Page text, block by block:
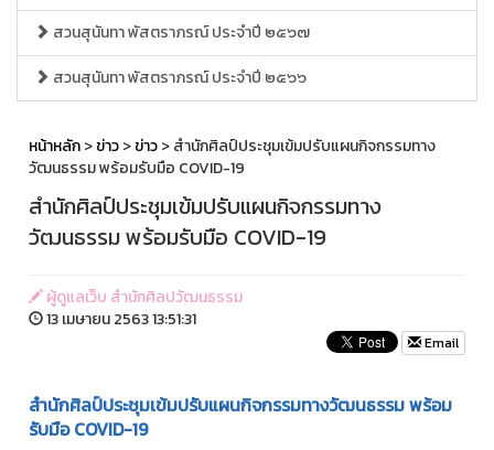
สวนสุนันทา พัสตราภรณ์ ประจำปี ๒๕๖๗
สวนสุนันทา พัสตราภรณ์ ประจำปี ๒๕๖๖
หน้าหลัก>ข่าว>ข่าว> สำนักศิลป์ประชุมเข้มปรับแผนกิจกรรมทาง
วัฒนธรรม พร้อมรับมือ COVID-19
สำนักศิลป์ประชุมเข้มปรับแผนกิจกรรมทาง
วัฒนธรรม พร้อมรับมือ COVID-19
ผู้ดูแลเว็บ สำนักศิลปวัฒนธรรม
13 เมษายน 2563 13:51:31
Email
สำนักศิลป์ประชุมเข้มปรับแผนกิจกรรมทางวัฒนธรรม พร้อม
รับมือCOVID-19